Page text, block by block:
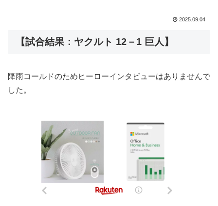
2025.09.04
【試合結果：ヤクルト 12－1 巨人】
降雨コールドのためヒーローインタビューはありませんで
した。